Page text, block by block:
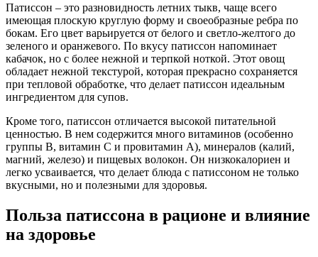
Патиссон – это разновидность летних тыкв, чаще всего
имеющая плоскую круглую форму и своеобразные ребра по
бокам. Его цвет варьируется от белого и светло-желтого до
зеленого и оранжевого. По вкусу патиссон напоминает
кабачок, но с более нежной и терпкой ноткой. Этот овощ
обладает нежной текстурой, которая прекрасно сохраняется
при тепловой обработке, что делает патиссон идеальным
ингредиентом для супов.
Кроме того, патиссон отличается высокой питательной
ценностью. В нем содержится много витаминов (особенно
группы В, витамин С и провитамин А), минералов (калий,
магний, железо) и пищевых волокон. Он низкокалориен и
легко усваивается, что делает блюда с патиссоном не только
вкусными, но и полезными для здоровья.
Польза патиссона в рационе и влияние
на здоровье